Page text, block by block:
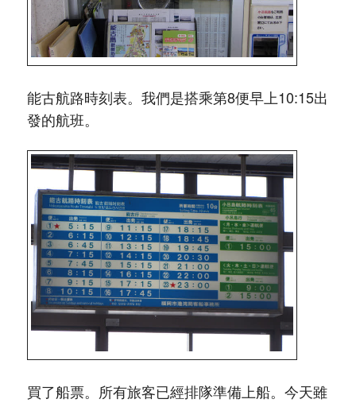
能古航路時刻表。我們是搭乘第8便早上10:15出
發的航班。
買了船票。所有旅客已經排隊準備上船。今天雖